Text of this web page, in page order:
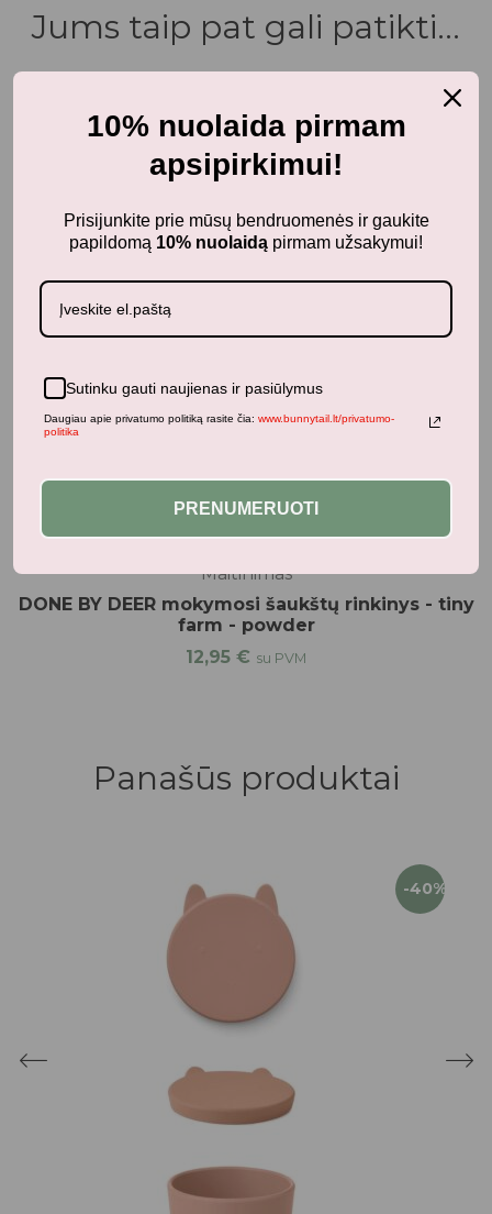
Jums taip pat gali patikti...
Maitinimas
DONE BY DEER mokymosi šaukštų rinkinys - tiny
farm - powder
12,95 € su PVM
Panašūs produktai
-40%
10% nuolaida pirmam
apsipirkimui!
Prisijunkite prie mūsų bendruomenės ir gaukite
papildomą 10% nuolaidą pirmam užsakymui!
Sutinku gauti naujienas ir pasiūlymus
Daugiau apie privatumo politiką rasite čia: www.bunnytail.lt/privatumo-
politika
PRENUMERUOTI